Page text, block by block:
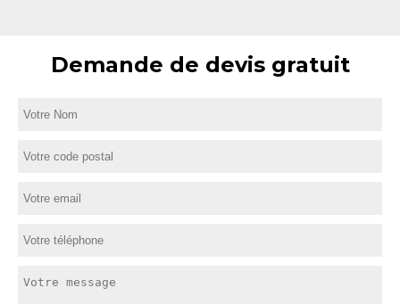
Demande de devis gratuit